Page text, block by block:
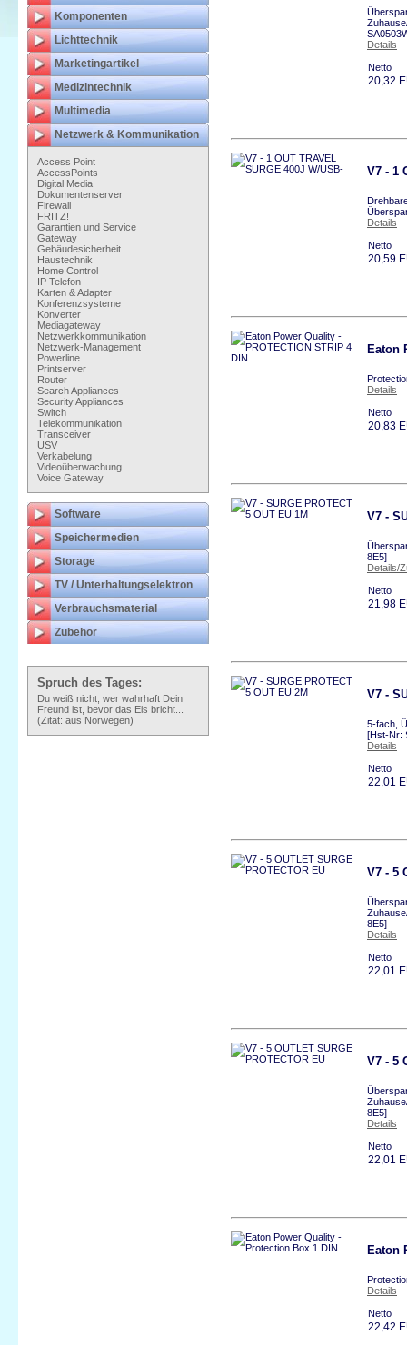
Details
Netto
20,32
V7 - 1
Details
Netto
20,59
Eaton
Details
Netto
20,83
V7 -
8E5]
Details/
Netto
21,98
V7 -
5-fach,
[Hst-Nr:
Details
Netto
22,01
V7 - 5
8E5]
Details
Netto
22,01
V7 - 5
8E5]
Details
Netto
22,01
Eaton
Details
Netto
22,42
Komponenten
Lichttechnik
Marketingartikel
Medizintechnik
Multimedia
Netzwerk & Kommunikation
Access Point
AccessPoints
Digital Media
Dokumentenserver
Firewall
FRITZ!
Garantien und Service
Gateway
Gebäudesicherheit
Haustechnik
Home Control
IP Telefon
Karten & Adapter
Konferenzsysteme
Konverter
Mediagateway
Netzwerkkommunikation
Netzwerk-Management
Powerline
Printserver
Router
Search Appliances
Security Appliances
Switch
Telekommunikation
Transceiver
USV
Verkabelung
Videoüberwachung
Voice Gateway
Software
Speichermedien
Storage
TV / Unterhaltungselektron
Verbrauchsmaterial
Zubehör
Spruch des Tages:
Du weiß nicht, wer wahrhaft Dein
Freund ist, bevor das Eis bricht...
(Zitat: aus Norwegen)